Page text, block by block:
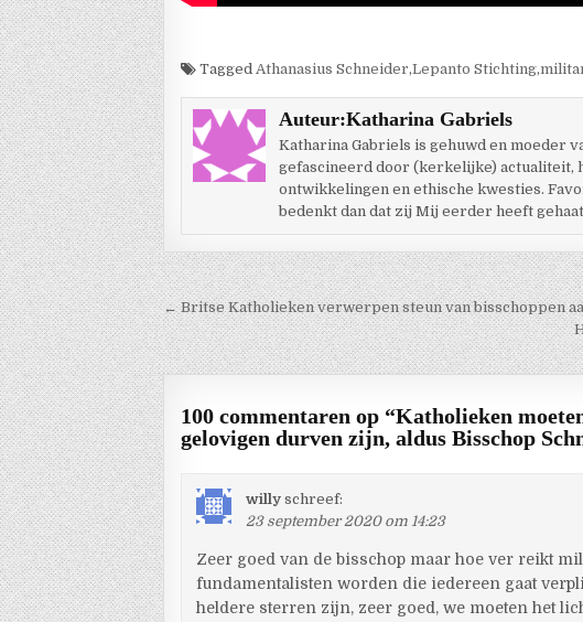
TaggedAthanasius Schneider,Lepanto Stichting,
Auteur:Katharina Gabriels
Katharina Gabriels is gehuwd en moeder
gefascineerd door (kerkelijke) actualiteit,
ontwikkelingen en ethische kwesties.
bedenkt dan dat zij Mij eerder heeft gehaat
Berichtnavigatie
← Britse Katholieken verwerpen steun van bisschoppen
100 commentaren op “Katholieken
gelovigen durven zijn, aldus Bisschop
willy schreef:
23 september 2020 om 14:23
Zeer goed van de bisschop maar hoe ver reikt
fundamentalisten worden die iedereen gaat
heldere sterren zijn, zeer goed, we moeten het